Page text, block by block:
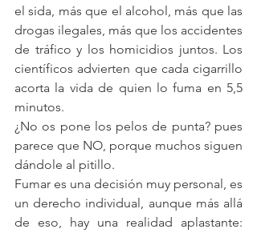
el sida, más que el alcohol, más que las
drogas ilegales, más que los accidentes
de tráfico y los homicidios juntos. Los
científicos advierten que cada cigarrillo
acorta la vida de quien lo fuma en 5,5
minutos.
¿No os pone los pelos de punta? pues
parece que NO, porque muchos siguen
dándole al pitillo.
Fumar es una decisión muy personal, es
un derecho individual, aunque más allá